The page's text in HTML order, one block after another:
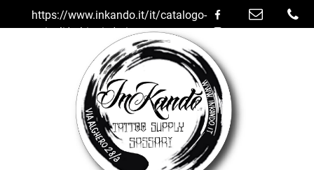
https://www.inkando.it/it/catalogo-
articoli/tubi-grip/grip-
cartucce/monouso